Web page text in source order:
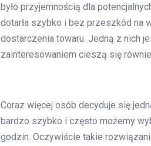
było przyjemnością dla
dotarła szybko i bez przeszkód na
dostarczenia towaru. Jedną z nich
zainteresowaniem cieszą się
Coraz więcej osób decyduje się
bardzo szybko i często możemy
godzin. Oczywiście takie